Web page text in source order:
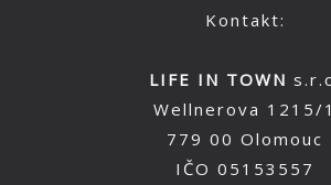
Kontakt:
LIFE IN TOWN
Wellnerova 1215/1
779 00 Olomouc
IČO 05153557